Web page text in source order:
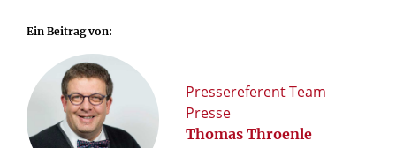
Ein Beitrag von:
Pressereferent Team
Presse
Thomas Throenle